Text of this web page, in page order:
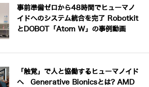
事前準備ゼロから48時間でヒューマノ
イドへのシステム統合を完了 Robotkit
とDOBOT「Atom W」の事例動画
「触覚」で人と協働するヒューマノイド
へ Generative Bionicsとは? AMD